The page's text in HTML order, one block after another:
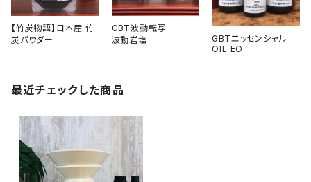
【竹炭物語】日本産 竹
炭パウダー
GBT波動転写
波動岩塩
GBTエッセンシャル
OIL EO
最近チェックした商品